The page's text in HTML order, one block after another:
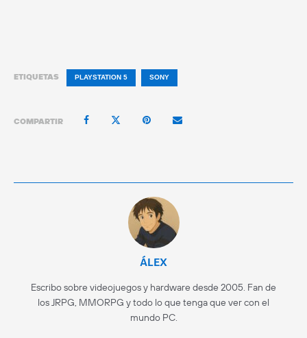
ETIQUETAS PLAYSTATION 5 SONY
COMPARTIR
ÁLEX
Escribo sobre videojuegos y hardware desde 2005. Fan de
los JRPG, MMORPG y todo lo que tenga que ver con el
mundo PC.